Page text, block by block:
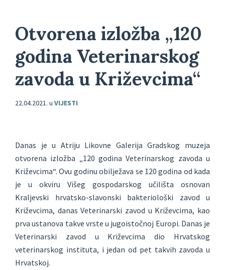
Otvorena izložba „120
godina Veterinarskog
zavoda u Križevcima“
22.04.2021. u VIJESTI
Danas je u Atriju Likovne Galerija Gradskog muzeja
otvorena izložba „120 godina Veterinarskog zavoda u
Križevcima“. Ovu godinu obilježava se 120 godina od kada
je u okviru Višeg gospodarskog učilišta osnovan
Kraljevski hrvatsko-slavonski bakteriološki zavod u
Križevcima, danas Veterinarski zavod u Križevcima, kao
prva ustanova takve vrste u jugoistočnoj Europi. Danas je
Veterinarski zavod u Križevcima dio Hrvatskog
veterinarskog instituta, i jedan od pet takvih zavoda u
Hrvatskoj.